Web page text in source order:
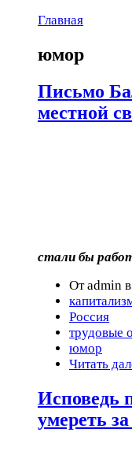
Главная
юмор
Письмо
местной
стали бы
От admin
Россия
трудовые
юмор
Читать
Исповедь
умереть